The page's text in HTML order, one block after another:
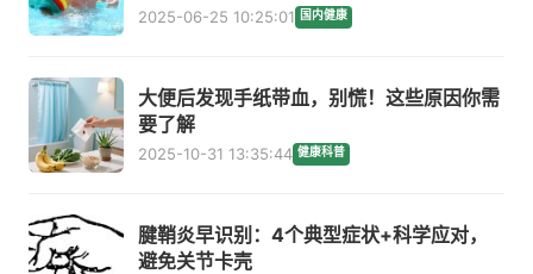
2025-06-25 10:25:01 国内健康
大便后发现手纸带血，别慌！这些原因你需
要了解
2025-10-31 13:35:44 健康科普
腱鞘炎早识别：4个典型症状+科学应对，
避免关节卡壳